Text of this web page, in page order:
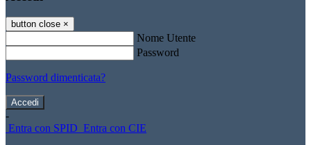
button close ×
Nome Utente
Password
Password dimenticata?
-
Entra con SPID Entra con CIE